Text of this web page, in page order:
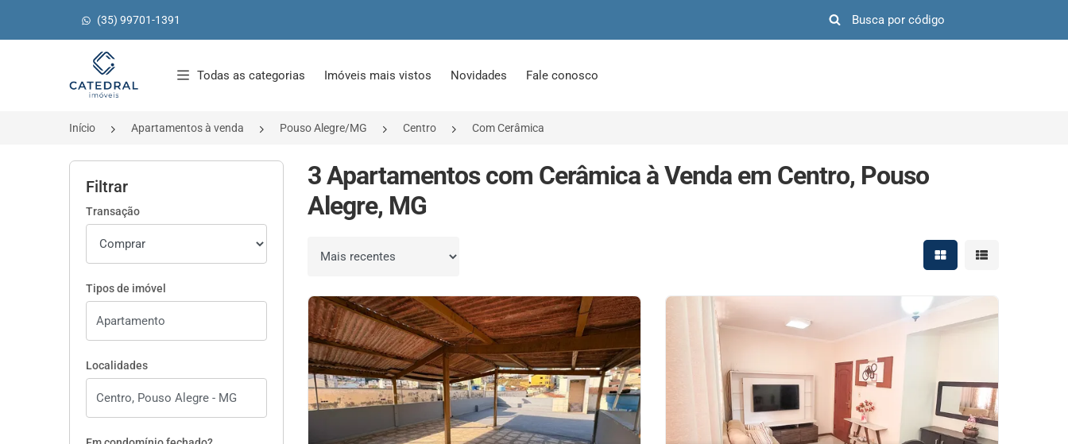
(35) 99701-1391
Página inicial
Todas as categorias Imóveis mais vistos Novidades Fale conosco
Início Apartamentos à venda Pouso Alegre/MG Centro Com Cerâmica
Filtrar
Transação
Tipos de imóvel
Localidades
3 Apartamentos com Cerâmica à Venda em Centro, Pouso
Alegre, MG
Ordenar por Mostrar resultados em
Mostrar